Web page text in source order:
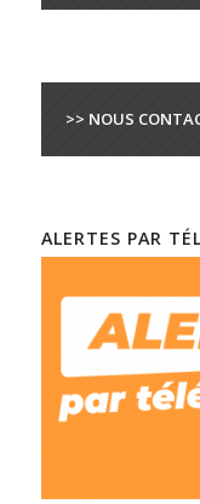
>> NOUS
ALERTES PAR